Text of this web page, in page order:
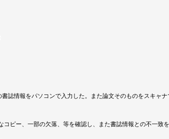
誌情報をパソコンで入力した。また論文そのものをスキャナ
ピー、一部の欠落、等を確認し、また書誌情報との不一致